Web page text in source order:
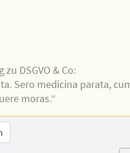
DSGVO & Co:
Sero medicina parata,
moras.“